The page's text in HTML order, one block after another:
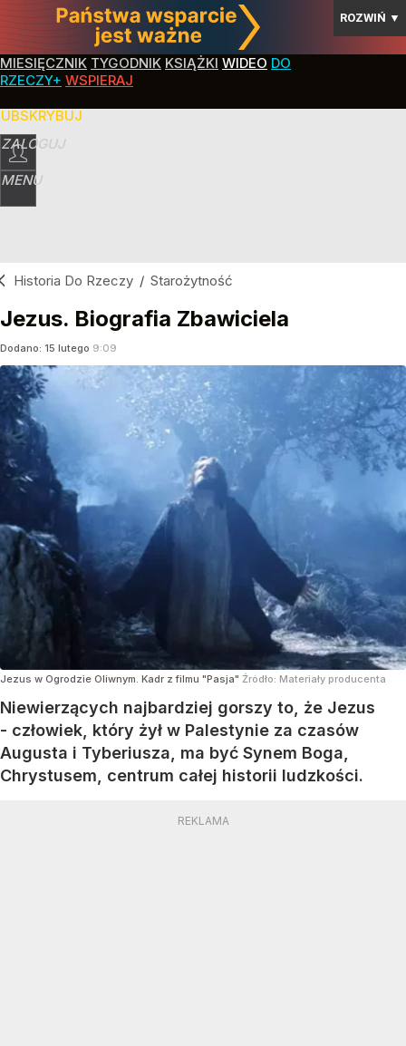
ROZWIŃ ▼
MIESIĘCZNIK TYGODNIK KSIĄŻKI WIDEO DO
RZECZY+ WSPIERAJ
ZALOGUJ
MENU
Historia Do Rzeczy / Starożytność
Jezus. Biografia Zbawiciela
Dodano: 15 lutego 9:09
Jezus w Ogrodzie Oliwnym. Kadr z filmu "Pasja" Źródło: Materiały producenta
Niewierzących najbardziej gorszy to, że Jezus
- człowiek, który żył w Palestynie za czasów
Augusta i Tyberiusza, ma być Synem Boga,
Chrystusem, centrum całej historii ludzkości.